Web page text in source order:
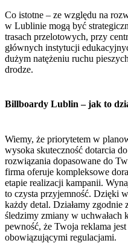
Co istotne – ze względu na
w Lublinie mogą być
trasach przelotowych, przy
głównych instytucji
dużym natężeniu ruchu
drodze.
Billboardy Lublin – jak to
Wiemy, że priorytetem w
wysoka skuteczność dotarcia
rozwiązania dopasowane do
firma oferuje kompleksowe
etapie realizacji kampanii.
to czysta przyjemność. Dzięki
każdy detal. Działamy zgodnie
śledzimy zmiany w uchwałach
pewność, że Twoja reklama
obowiązującymi regulacjami.